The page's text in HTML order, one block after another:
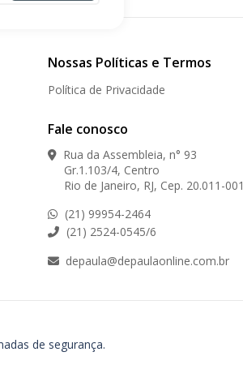
Nossas Políticas e Termos
Política de Privacidade
Fale conosco
Rua da Assembleia, n° 93
Gr.1.103/4, Centro
Rio de Janeiro, RJ, Cep. 20.011-001
(21) 99954-2464
(21) 2524-0545/6
depaula@depaulaonline.com.br
de segurança.